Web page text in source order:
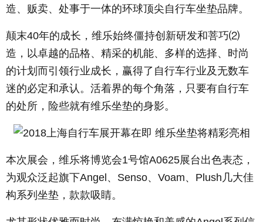
造、贩卖、处事于一体的环球顶尖自行车坐垫品牌。
颠末40年的成长，维乐始终僵持创新研发和菩巧⑵
造，以卓越的品格、精采的机能、多样的选择、时尚
的计划而引领行业成长，赢得了自行车行业及无数车
迷的必定和承认。活着界的每个角落，只要有自行车
的处所，险些就有维乐坐垫的身影。
本次展会，维乐将博览会1号馆A0625展台出色表态，
为观众泛起旗下Angel、Senso、Voam、Plush几大佳
构系列坐垫，款款吸睛。